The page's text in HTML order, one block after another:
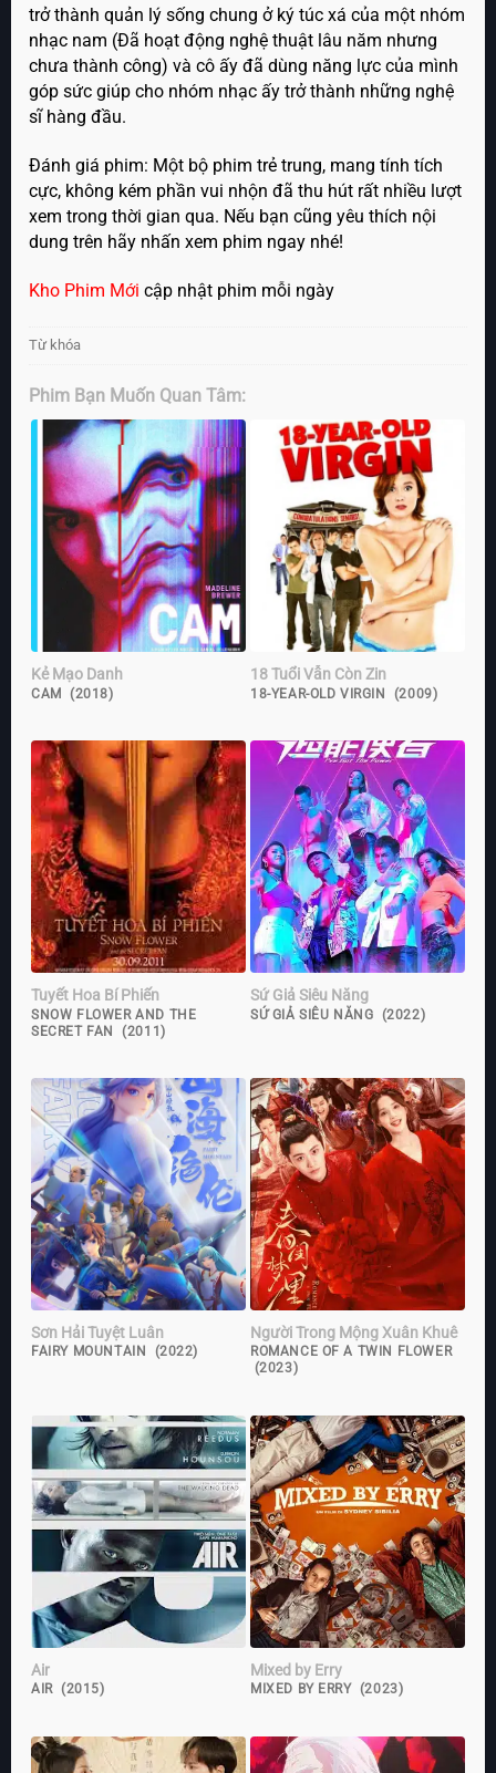
trở thành quản lý sống chung ở ký túc xá của một nhóm
nhạc nam (Đã hoạt động nghệ thuật lâu năm nhưng
chưa thành công) và cô ấy đã dùng năng lực của mình
góp sức giúp cho nhóm nhạc ấy trở thành những nghệ
sĩ hàng đầu.
Đánh giá phim: Một bộ phim trẻ trung, mang tính tích
cực, không kém phần vui nhộn đã thu hút rất nhiều lượt
xem trong thời gian qua. Nếu bạn cũng yêu thích nội
dung trên hãy nhấn xem phim ngay nhé!
Kho Phim Mới cập nhật phim mỗi ngày
Từ khóa
Phim Bạn Muốn Quan Tâm:
Kẻ Mạo Danh
CAM (2018)
18 Tuổi Vẫn Còn Zin
18-YEAR-OLD VIRGIN (2009)
Tuyết Hoa Bí Phiến
SNOW FLOWER AND THE
SECRET FAN (2011)
Sứ Giả Siêu Năng
SỨ GIẢ SIÊU NĂNG (2022)
Sơn Hải Tuyệt Luân
FAIRY MOUNTAIN (2022)
Người Trong Mộng Xuân Khuê
ROMANCE OF A TWIN FLOWER
(2023)
Air
AIR (2015)
Mixed by Erry
MIXED BY ERRY (2023)